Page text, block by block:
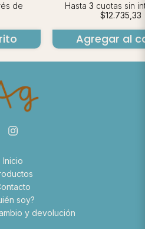
de
Hasta 3 cuotas sin
$12.735,33
Agregar al
Inicio
soy?
y devolución